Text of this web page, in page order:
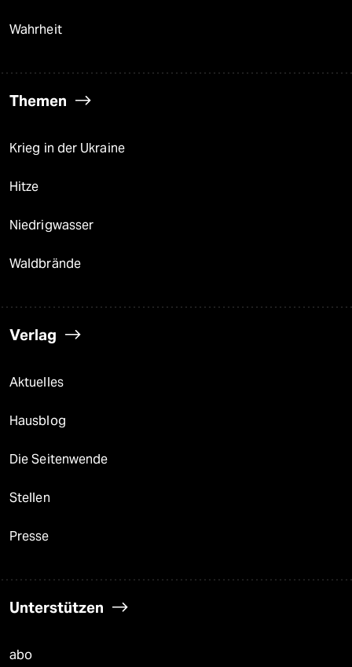
Wahrheit
Themen
Krieg in der Ukraine
Hitze
Niedrigwasser
Waldbrände
Verlag
Aktuelles
Hausblog
Die Seitenwende
Stellen
Presse
Unterstützen
abo